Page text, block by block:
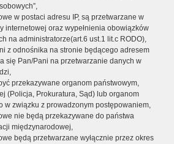
w postaci adresu IP, są przetwarzane w
internetowej oraz wypełnienia obowiązków
na administratorze(art.6 ust.1 lit.c RODO),
z odnośnika na stronie będącego adresem
się Pan/Pani na przetwarzanie danych w
przekazywane organom państwowym,
(Policja, Prokuratura, Sąd) lub organom
w związku z prowadzonym postępowaniem,
nie będą przekazywane do państwa
międzynarodowej,
będą przetwarzane wyłącznie przez okres